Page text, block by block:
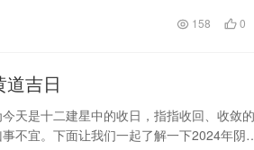
158 0
吉日
天是十二建星中的收日，指指收回、收敛的
不宜。下面让我们一起了解一下2024年阴